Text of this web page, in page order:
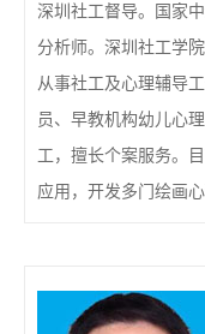
深圳社工督导。国家
分析师。深圳社工学
从事社工及心理辅导
员、早教机构幼儿心
工，擅长个案服务。
应用，开发多门绘画心